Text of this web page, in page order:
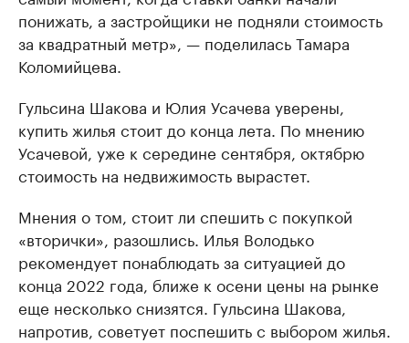
понижать, а застройщики не подняли стоимость
за квадратный метр», — поделилась Тамара
Коломийцева.
Гульсина Шакова и Юлия Усачева уверены,
купить жилья стоит до конца лета. По мнению
Усачевой, уже к середине сентября, октябрю
стоимость на недвижимость вырастет.
Мнения о том, стоит ли спешить с покупкой
«вторички», разошлись. Илья Володько
рекомендует понаблюдать за ситуацией до
конца 2022 года, ближе к осени цены на рынке
еще несколько снизятся. Гульсина Шакова,
напротив, советует поспешить с выбором жилья.